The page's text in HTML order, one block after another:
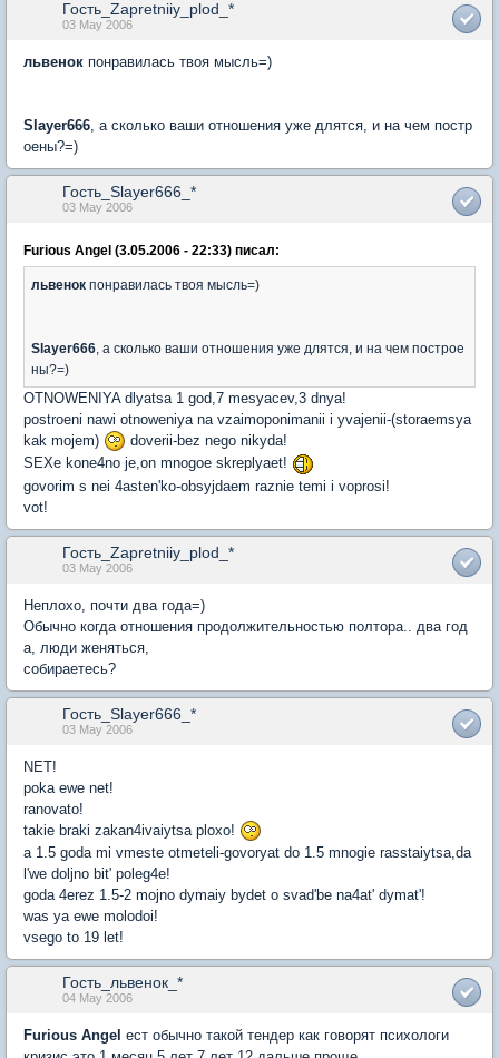
Гость_Zapretniiy_plod_*
03 May 2006
львенок понравилась твоя мысль=)
Slayer666 , а сколько ваши отношения уже длятся, и на чем постр
оены?=)
Гость_Slayer666_*
03 May 2006
Furious Angel (3.05.2006 - 22:33) писал:
львенок понравилась твоя мысль=)
Slayer666 , а сколько ваши отношения уже длятся, и на чем построе
ны?=)
OTNOWENIYA dlyatsa 1 god,7 mesyacev,3 dnya!
postroeni nawi otnoweniya na vzaimoponimanii i yvajenii-(storaemsya
kak mojem)
doverii-bez nego nikyda!
SEXe kone4no je,on mnogoe skreplyaet!
govorim s nei 4asten'ko-obsyjdaem raznie temi i voprosi!
vot!
Гость_Zapretniiy_plod_*
03 May 2006
Неплохо, почти два года=)
Обычно когда отношения продолжительностью полтора.. два год
а, люди женяться,
собираетесь?
Гость_Slayer666_*
03 May 2006
NET!
poka ewe net!
ranovato!
takie braki zakan4ivaiytsa ploxo!
a 1.5 goda mi vmeste otmeteli-govoryat do 1.5 mnogie rasstaiytsa,da
l'we doljno bit' poleg4e!
goda 4erez 1.5-2 mojno dymaiy bydet o svad'be na4at' dymat'!
was ya ewe molodoi!
vsego to 19 let!
Гость_львенок_*
04 May 2006
Furious Angel ест обычно такой тендер как говорят психологи